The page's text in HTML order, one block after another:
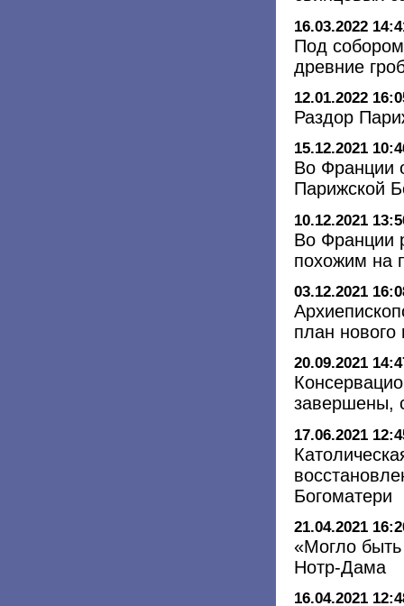
16.03.2022
Под
древние
12.01.2022
Раздор
15.12.2021
Во Франции
Парижской
10.12.2021
Во Франции
похожим на
03.12.2021
план нового
20.09.2021
завершены,
17.06.2021
Богоматери
21.04.2021
«Могло быть
Нотр-Дама
16.04.2021